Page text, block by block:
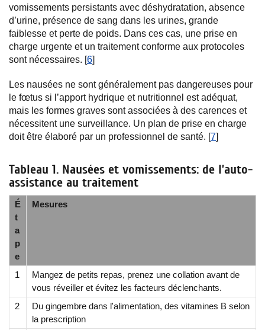
vomissements persistants avec déshydratation, absence
d’urine, présence de sang dans les urines, grande
faiblesse et perte de poids. Dans ces cas, une prise en
charge urgente et un traitement conforme aux protocoles
sont nécessaires. [6]
Les nausées ne sont généralement pas dangereuses pour
le fœtus si l’apport hydrique et nutritionnel est adéquat,
mais les formes graves sont associées à des carences et
nécessitent une surveillance. Un plan de prise en charge
doit être élaboré par un professionnel de santé. [7]
Tableau 1. Nausées et vomissements: de l’auto-
assistance au traitement
É
t
a
p
e
Mesures
1
Mangez de petits repas, prenez une collation avant de
vous réveiller et évitez les facteurs déclenchants.
2
Du gingembre dans l'alimentation, des vitamines B selon
la prescription